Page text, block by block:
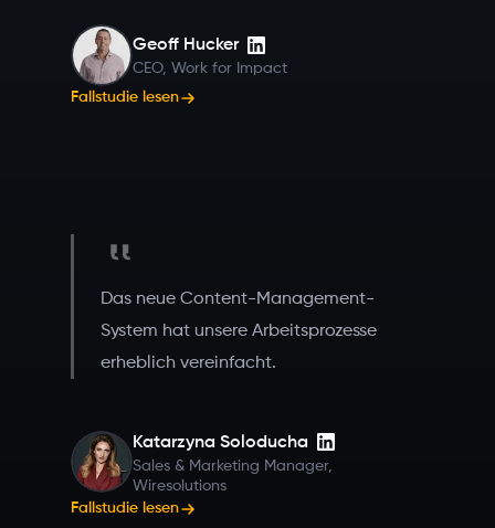
Geoff Hucker
CEO, Work for Impact
Fallstudie lesen
Das neue Content-Management-
System hat unsere Arbeitsprozesse
erheblich vereinfacht.
Katarzyna Soloducha
Sales & Marketing Manager,
Wiresolutions
Fallstudie lesen